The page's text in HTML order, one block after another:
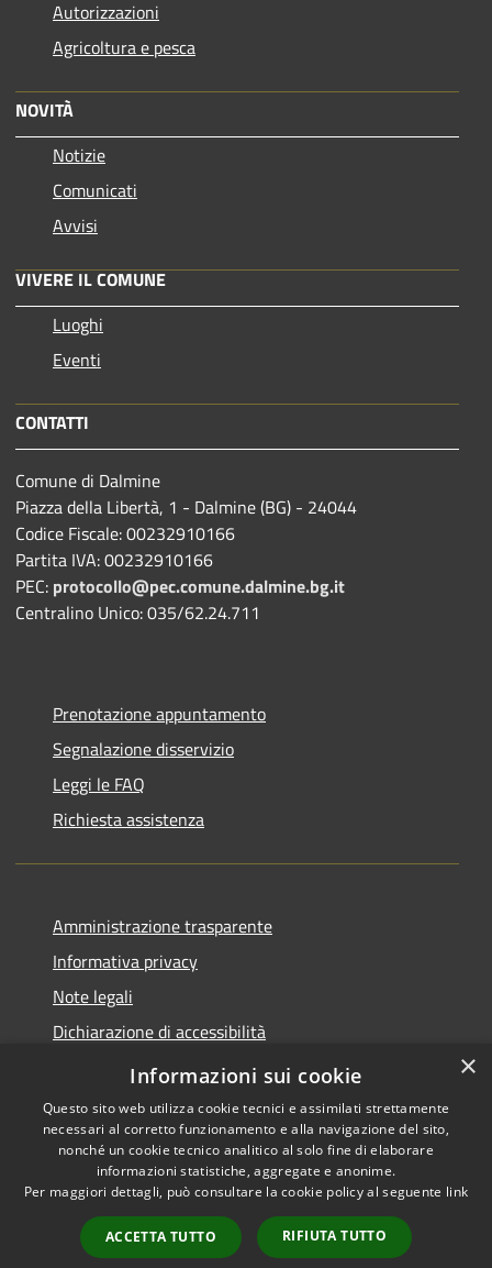
Autorizzazioni
Agricoltura e pesca
NOVITÀ
Notizie
Comunicati
Avvisi
VIVERE IL COMUNE
Luoghi
Eventi
CONTATTI
Comune di Dalmine
Piazza della Libertà, 1 - Dalmine (BG) - 24044
Codice Fiscale: 00232910166
Partita IVA: 00232910166
PEC: protocollo@pec.comune.dalmine.bg.it
Centralino Unico: 035/62.24.711
Prenotazione appuntamento
Segnalazione disservizio
Leggi le FAQ
Richiesta assistenza
Amministrazione trasparente
Informativa privacy
Note legali
Dichiarazione di accessibilità
Piano di miglioramento del sito
Accessibilità
Copyright © 2026 • Comune di
Dalmine • Powered by
Municipium•
Accesso
redazione
×
Informazioni sui cookie
Questo sito web utilizza cookie tecnici e assimilati strettamente
necessari al corretto funzionamento e alla navigazione del sito,
nonché un cookie tecnico analitico al solo fine di elaborare
informazioni statistiche, aggregate e anonime.
Per maggiori dettagli, può consultare la cookie policy al seguente link
ACCETTA TUTTO RIFIUTA TUTTO